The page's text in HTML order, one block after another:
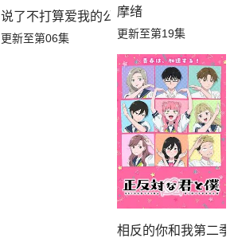
说了不打算爱我的公爵继承人，不知为
更新至第06集
摩绪
更新至第19集
相反的你和我第二季